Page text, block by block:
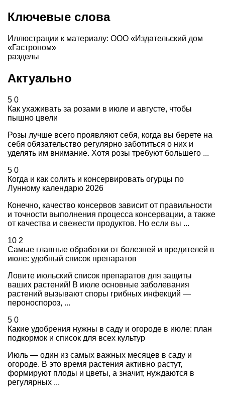
Ключевые слова
Иллюстрации к материалу: ООО «Издательский дом
«Гастроном»
разделы
Актуально
5 0
Как ухаживать за розами в июле и августе, чтобы
пышно цвели
Розы лучше всего проявляют себя, когда вы берете на
себя обязательство регулярно заботиться о них и
уделять им внимание. Хотя розы требуют большего ...
5 0
Когда и как солить и консервировать огурцы по
Лунному календарю 2026
Конечно, качество консервов зависит от правильности
и точности выполнения процесса консервации, а также
от качества и свежести продуктов. Но если вы ...
10 2
Самые главные обработки от болезней и вредителей в
июле: удобный список препаратов
Ловите июльский список препаратов для защиты
ваших растений! В июле основные заболевания
растений вызывают споры грибных инфекций —
пероноспороз, ...
5 0
Какие удобрения нужны в саду и огороде в июле: план
подкормок и список для всех культур
Июль — один из самых важных месяцев в саду и
огороде. В это время растения активно растут,
формируют плоды и цветы, а значит, нуждаются в
регулярных ...